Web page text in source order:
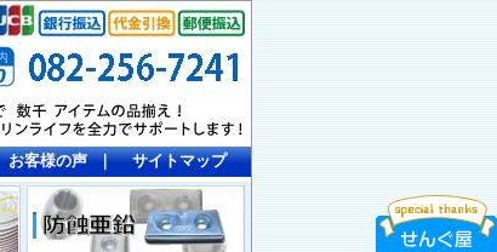
お客様の声｜ サイトマップ